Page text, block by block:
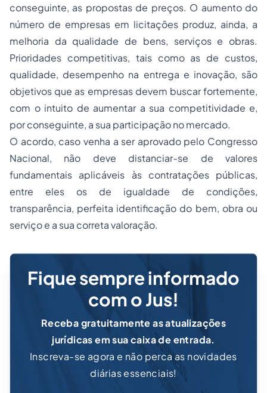
conseguinte, as propostas de preços. O aumento do
número de empresas em licitações produz, ainda, a
melhoria da qualidade de bens, serviços e obras.
Prioridades competitivas, tais como as de custos,
qualidade, desempenho na entrega e inovação, são
objetivos que as empresas devem buscar fortemente,
com o intuito de aumentar a sua competitividade e,
por conseguinte, a sua participação no mercado.
O acordo, caso venha a ser aprovado pelo Congresso
Nacional, não deve distanciar-se de valores
fundamentais aplicáveis às contratações públicas,
entre eles os de igualdade de condições,
transparência, perfeita identificação do bem, obra ou
serviço e a sua correta valoração.
Fique sempre informado
com o Jus!
Receba gratuitamente as atualizações
jurídicas em sua caixa de entrada.
Inscreva-se agora e não perca as novidades
diárias essenciais!